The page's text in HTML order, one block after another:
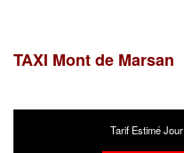
TAXI Mont de Marsan
Tarif Estimé Jour